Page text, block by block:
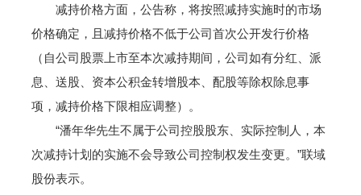
减持价格方面，公告称，将按照减持实施时的市场
价格确定，且减持价格不低于公司首次公开发行价格
（自公司股票上市至本次减持期间，公司如有分红、派
息、送股、资本公积金转增股本、配股等除权除息事
项，减持价格下限相应调整）。
“潘年华先生不属于公司控股股东、实际控制人，本
次减持计划的实施不会导致公司控制权发生变更。”联域
股份表示。